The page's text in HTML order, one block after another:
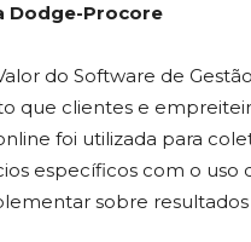
Dodge-Procore
do Software de
que clientes e
foi utilizada para
específicos com o uso
sobre